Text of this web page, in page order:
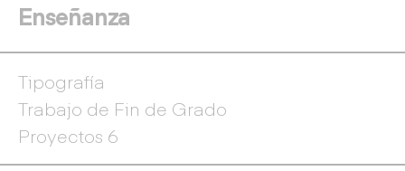
Enseñanza
Tipografía
Trabajo de Fin de Grado
Proyectos 6